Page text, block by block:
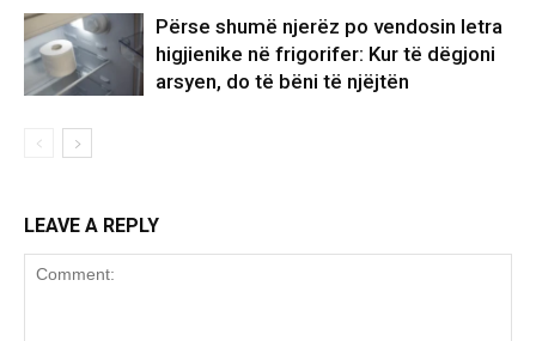
Përse shumë njerëz po vendosin letra
higjienike në frigorifer: Kur të dëgjoni
arsyen, do të bëni të njëjtën
LEAVE A REPLY